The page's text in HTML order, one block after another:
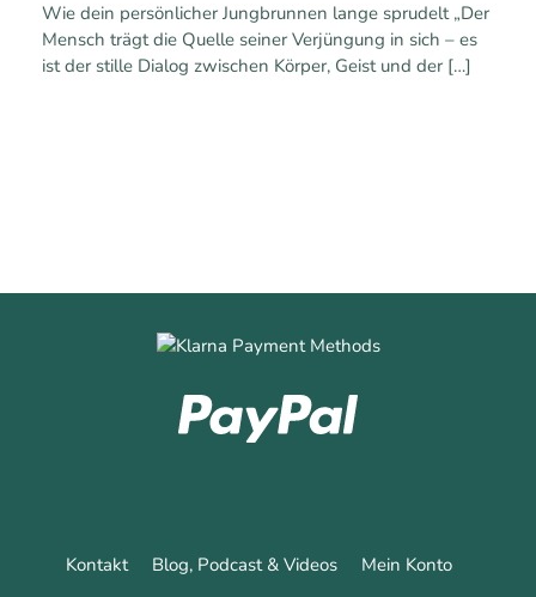
Wie dein persönlicher Jungbrunnen lange sprudelt „Der
Mensch trägt die Quelle seiner Verjüngung in sich – es
ist der stille Dialog zwischen Körper, Geist und der […]
Kontakt Blog, Podcast & Videos
Mein Konto